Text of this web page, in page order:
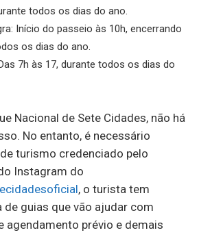
todos os dias do ano.
Início do passeio às 10h, encerrando
os dias do ano.
7h às 17, durante todos os dias do
Nacional de Sete Cidades, não há
No entanto, é necessário
turismo credenciado pelo
Instagram do
, o turista tem
de guias que vão ajudar com
agendamento prévio e demais